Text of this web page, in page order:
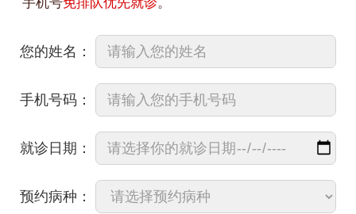
您的姓名：
手机号码：
就诊日期：
预约病种：